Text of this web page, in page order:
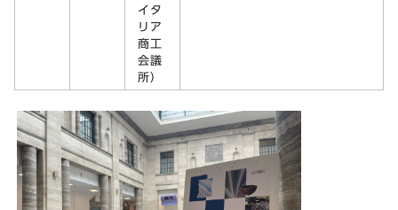
イタ
リア
商工
会議
所）